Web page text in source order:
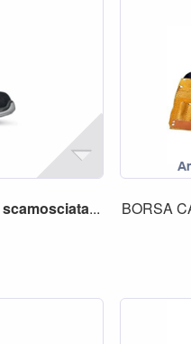
scamosciata...
BORSA